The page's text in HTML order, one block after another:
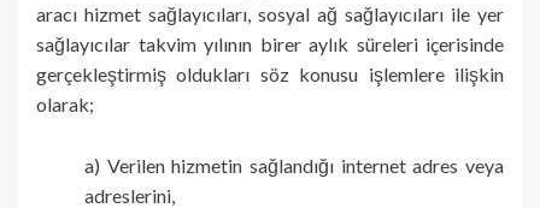
aracı hizmet sağlayıcıları, sosyal ağ sağlayıcıları ile yer
sağlayıcılar takvim yılının birer aylık süreleri içerisinde
gerçekleştirmiş oldukları söz konusu işlemlere ilişkin
olarak;
a) Verilen hizmetin sağlandığı internet adres veya
adreslerini,